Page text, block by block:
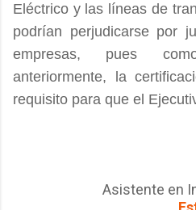
Eléctrico y las líneas de
podrían perjudicarse por
empresas, pues
anteriormente, la
requisito para que el
Asistente en